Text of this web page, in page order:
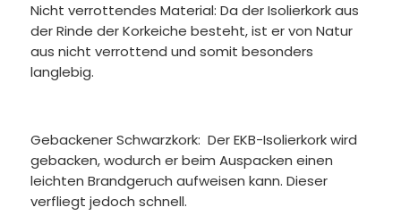
Nicht verrottendes Material: Da der Isolierkork aus
der Rinde der Korkeiche besteht, ist er von Natur
aus nicht verrottend und somit besonders
langlebig.
Gebackener Schwarzkork: Der EKB-Isolierkork wird
gebacken, wodurch er beim Auspacken einen
leichten Brandgeruch aufweisen kann. Dieser
verfliegt jedoch schnell.